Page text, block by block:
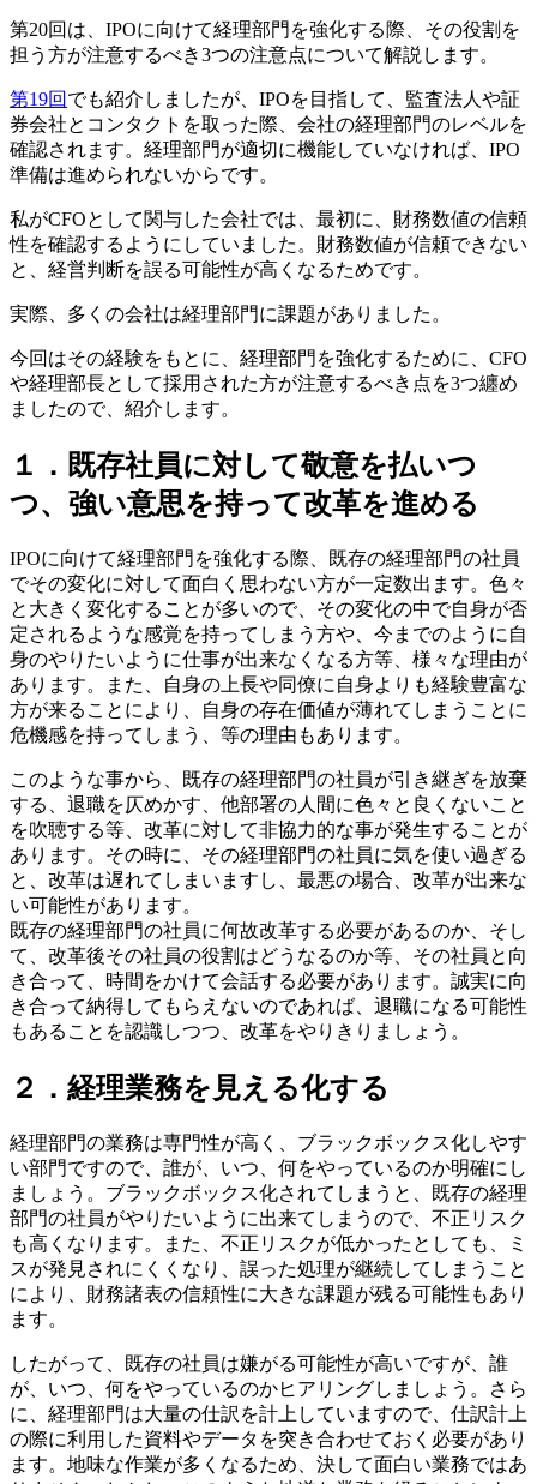
第20回は、IPOに向けて経理部門を強化する際、その役割を
担う方が注意するべき3つの注意点について解説します。
第19回 でも紹介しましたが、IPOを目指して、監査法人や証
券会社とコンタクトを取った際、会社の経理部門のレベルを
確認されます。経理部門が適切に機能していなければ、IPO
準備は進められないからです。
私がCFOとして関与した会社では、最初に、財務数値の信頼
性を確認するようにしていました。財務数値が信頼できない
と、経営判断を誤る可能性が高くなるためです。
実際、多くの会社は経理部門に課題がありました。
今回はその経験をもとに、経理部門を強化するために、CFO
や経理部長として採用された方が注意するべき点を3つ纏め
ましたので、紹介します。
１．既存社員に対して敬意を払いつ
つ、強い意思を持って改革を進める
IPOに向けて経理部門を強化する際、既存の経理部門の社員
でその変化に対して面白く思わない方が一定数出ます。色々
と大きく変化することが多いので、その変化の中で自身が否
定されるような感覚を持ってしまう方や、今までのように自
身のやりたいように仕事が出来なくなる方等、様々な理由が
あります。また、自身の上長や同僚に自身よりも経験豊富な
方が来ることにより、自身の存在価値が薄れてしまうことに
危機感を持ってしまう、等の理由もあります。
このような事から、既存の経理部門の社員が引き継ぎを放棄
する、退職を仄めかす、他部署の人間に色々と良くないこと
を吹聴する等、改革に対して非協力的な事が発生することが
あります。その時に、その経理部門の社員に気を使い過ぎる
と、改革は遅れてしまいますし、最悪の場合、改革が出来な
い可能性があります。
既存の経理部門の社員に何故改革する必要があるのか、そし
て、改革後その社員の役割はどうなるのか等、その社員と向
き合って、時間をかけて会話する必要があります。誠実に向
き合って納得してもらえないのであれば、退職になる可能性
もあることを認識しつつ、改革をやりきりましょう。
２．経理業務を見える化する
経理部門の業務は専門性が高く、ブラックボックス化しやす
い部門ですので、誰が、いつ、何をやっているのか明確にし
ましょう。ブラックボックス化されてしまうと、既存の経理
部門の社員がやりたいように出来てしまうので、不正リスク
も高くなります。また、不正リスクが低かったとしても、ミ
スが発見されにくくなり、誤った処理が継続してしまうこと
により、財務諸表の信頼性に大きな課題が残る可能性もあり
ます。
したがって、既存の社員は嫌がる可能性が高いですが、誰
が、いつ、何をやっているのかヒアリングしましょう。さら
に、経理部門は大量の仕訳を計上していますので、仕訳計上
の際に利用した資料やデータを突き合わせておく必要があり
ます。地味な作業が多くなるため、決して面白い業務ではあ